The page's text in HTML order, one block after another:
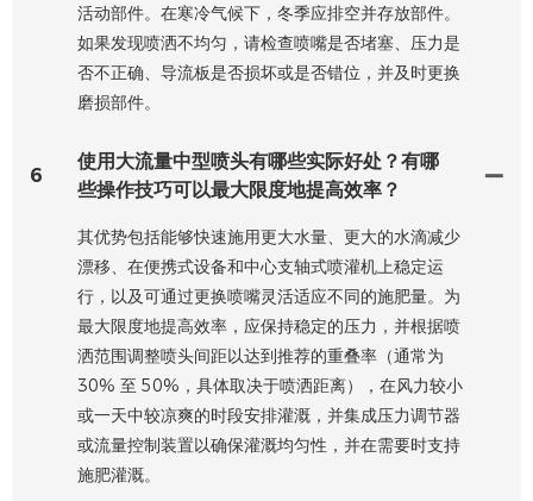
活动部件。在寒冷气候下，冬季应排空并存放部件。
如果发现喷洒不均匀，请检查喷嘴是否堵塞、压力是
否不正确、导流板是否损坏或是否错位，并及时更换
磨损部件。
6
使用大流量中型喷头有哪些实际好处？有哪
些操作技巧可以最大限度地提高效率？
其优势包括能够快速施用更大水量、更大的水滴减少
漂移、在便携式设备和中心支轴式喷灌机上稳定运
行，以及可通过更换喷嘴灵活适应不同的施肥量。为
最大限度地提高效率，应保持稳定的压力，并根据喷
洒范围调整喷头间距以达到推荐的重叠率（通常为
30% 至 50%，具体取决于喷洒距离），在风力较小
或一天中较凉爽的时段安排灌溉，并集成压力调节器
或流量控制装置以确保灌溉均匀性，并在需要时支持
施肥灌溉。